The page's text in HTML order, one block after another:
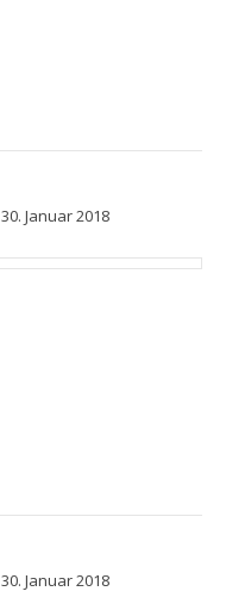
30. Januar 2018
30. Januar 2018